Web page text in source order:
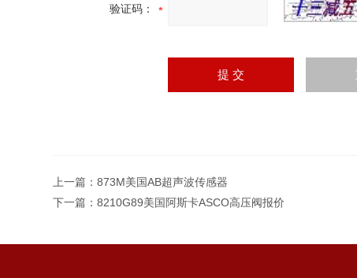
验证码：
上一篇： 873M美国AB超声波传感器
下一篇： 8210G89美国阿斯卡ASCO高压阀报价